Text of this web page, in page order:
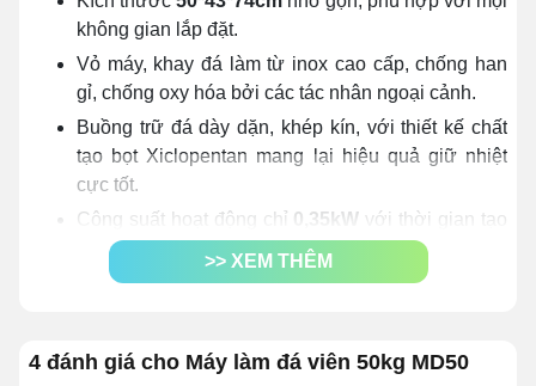
không gian lắp đặt.
Vỏ máy, khay đá làm từ inox cao cấp, chống han
gỉ, chống oxy hóa bởi các tác nhân ngoại cảnh.
Buồng trữ đá dày dặn, khép kín, với thiết kế chất
tạo bọt Xiclopentan mang lại hiệu quả giữ nhiệt
cực tốt.
Công suất hoạt động chỉ 0,35kW với thời gian tạo
đá từ 10 - 30 phút/mẻ.
Sử dụng điện áp220V/50Hznên cực kỳ tiện lợi
dạng nhu cầu sử dụng.
>> XEM THÊM
4 đánh giá cho Máy làm đá viên 50kg MD50